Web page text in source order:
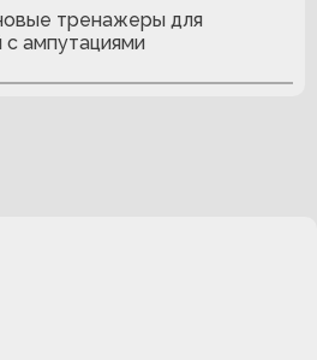
тренажеры для
ампутациями